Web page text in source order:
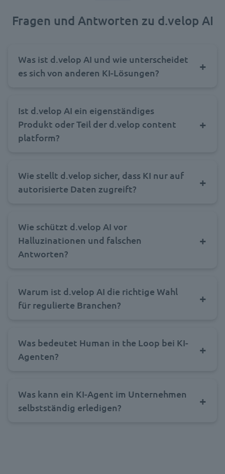
Fragen und Antworten zu d.velop AI
Was ist d.velop AI und wie unterscheidet
es sich von anderen KI-Lösungen?
Ist d.velop AI ein eigenständiges
Produkt oder Teil der d.velop content
platform?
Wie stellt d.velop sicher, dass KI nur auf
autorisierte Daten zugreift?
Wie schützt d.velop AI vor
Halluzinationen und falschen
Antworten?
Warum ist d.velop AI die richtige Wahl
für regulierte Branchen?
Was bedeutet Human in the Loop bei KI-
Agenten?
Was kann ein KI-Agent im Unternehmen
selbstständig erledigen?